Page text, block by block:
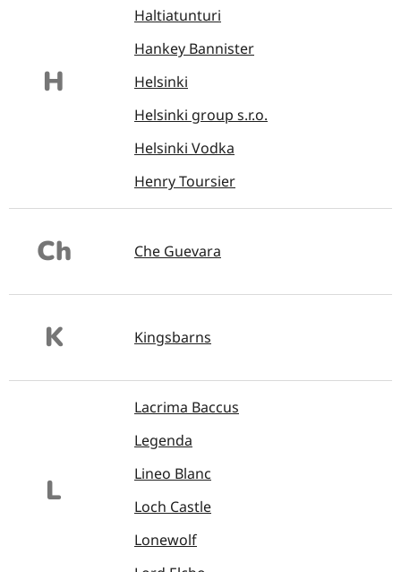
H
Haltiatunturi
Hankey Bannister
Helsinki
Helsinki group s.r.o.
Helsinki Vodka
Henry Toursier
Ch Che Guevara
K Kingsbarns
L
Lacrima Baccus
Legenda
Lineo Blanc
Loch Castle
Lonewolf